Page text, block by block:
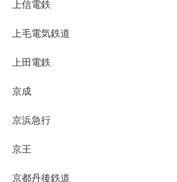
上信電鉄
上毛電気鉄道
上田電鉄
京成
京浜急行
京王
京都丹後鉄道